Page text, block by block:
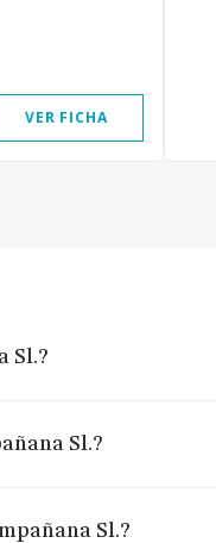
VER FICHA
Sl.?
Sl.?
Sl.?